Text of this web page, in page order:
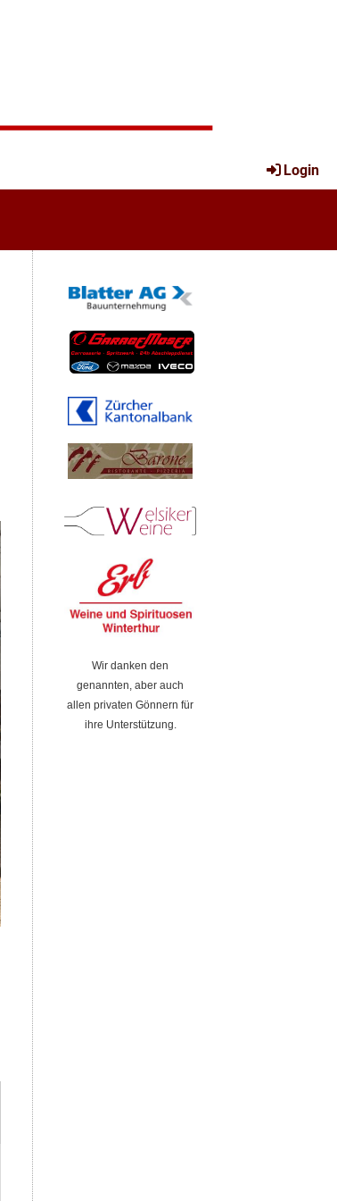
Login
Wir danken den
genannten, aber auch
allen privaten Gönnern für
ihre Unterstützung.